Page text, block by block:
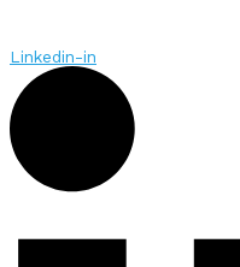
Linkedin-in